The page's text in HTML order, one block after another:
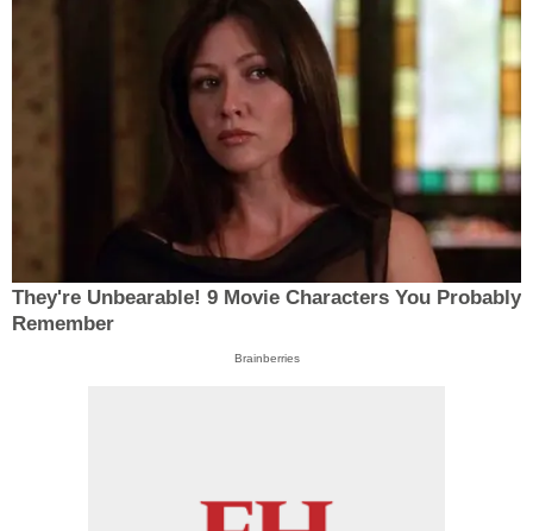
They're Unbearable! 9 Movie Characters You Probably
Remember
Brainberries